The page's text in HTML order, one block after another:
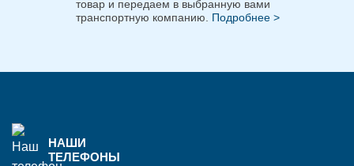
товар и передаем в выбранную вами
транспортную компанию. Подробнее >
НАШИ
ТЕЛЕФОНЫ